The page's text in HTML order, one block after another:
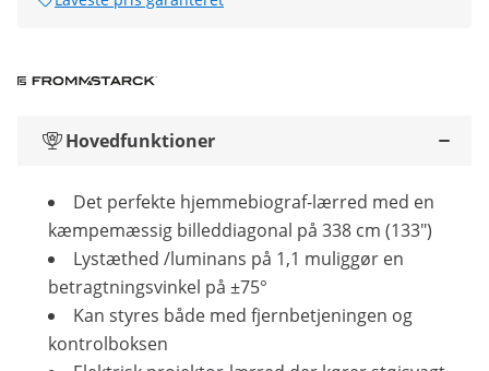
Hovedfunktioner
Det perfekte hjemmebiograf-lærred med en
kæmpemæssig billeddiagonal på 338 cm (133")
Lystæthed /luminans på 1,1 muliggør en
betragtningsvinkel på ±75°
Kan styres både med fjernbetjeningen og
kontrolboksen